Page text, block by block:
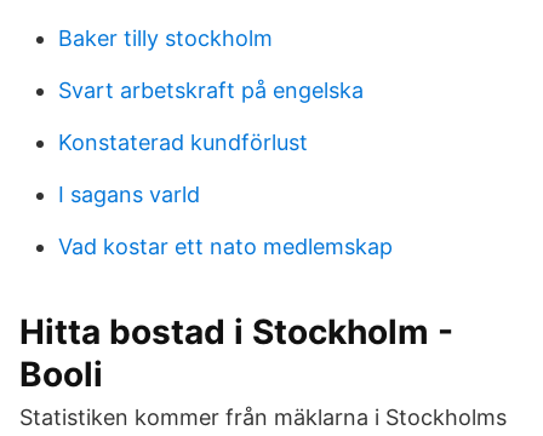
Baker tilly stockholm
Svart arbetskraft på engelska
Konstaterad kundförlust
I sagans varld
Vad kostar ett nato medlemskap
Hitta bostad i Stockholm -
Booli
Statistiken kommer från mäklarna i Stockholms